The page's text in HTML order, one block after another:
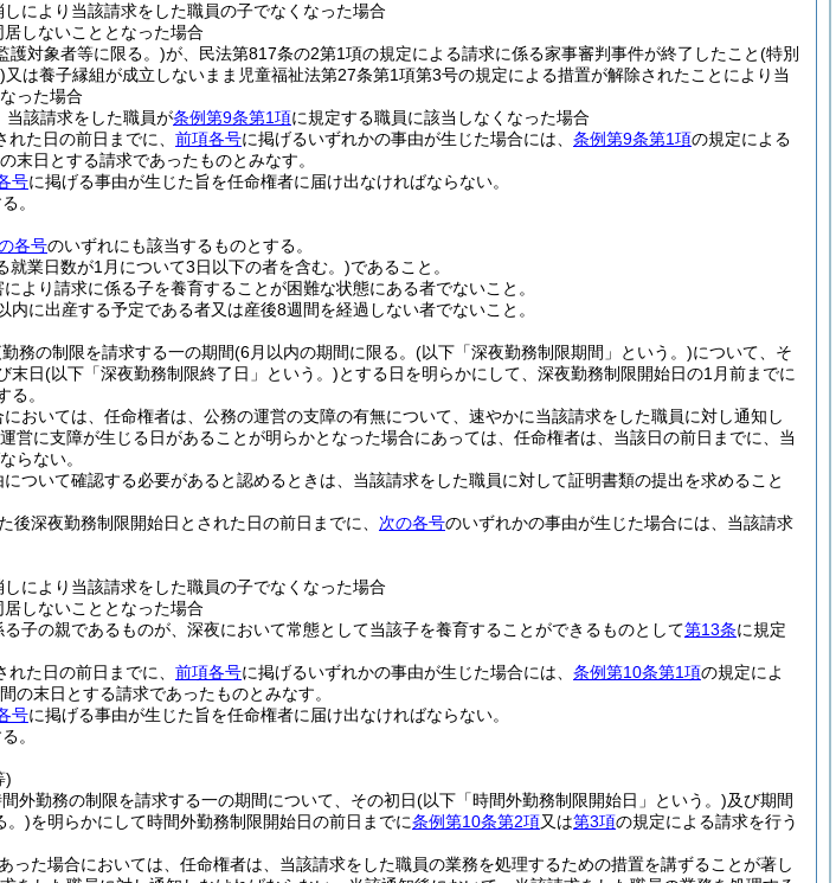
により当該請求をした職員の子でなくなった場合
しないこととなった場合
護対象者等に限る。)が、民法第817条の2第1項の規定による請求に係る家事審判事件が終了したこと(特別
又は養子縁組が成立しないまま児童福祉法第27条第1項第3号の規定による措置が解除されたことにより当
った場合
当該請求をした職員が条例第9条第1項に規定する職員に該当しなくなった場合
た日の前日までに、 前項各号に掲げるいずれかの事由が生じた場合には、 条例第9条第1項の規定による
末日とする請求であったものとみなす。
号に掲げる事由が生じた旨を任命権者に届け出なければならない。
。
各号のいずれにも該当するものとする。
就業日数が1月について3日以下の者を含む。)であること。
より請求に係る子を養育することが困難な状態にある者でないこと。
内に出産する予定である者又は産後8週間を経過しない者でないこと。
務の制限を請求する一の期間(6月以内の期間に限る。 (以下「深夜勤務制限期間」という。)について、そ
末日(以下「深夜勤務制限終了日」という。)とする日を明らかにして、深夜勤務制限開始日の1月前までに
る。
おいては、任命権者は、公務の運営の支障の有無について、速やかに当該請求をした職員に対し通知し
営に支障が生じる日があることが明らかとなった場合にあっては、任命権者は、当該日の前日までに、当
らない。
ついて確認する必要があると認めるときは、当該請求をした職員に対して証明書類の提出を求めること
後深夜勤務制限開始日とされた日の前日までに、 次の各号のいずれかの事由が生じた場合には、当該請求
により当該請求をした職員の子でなくなった場合
しないこととなった場合
子の親であるものが、深夜において常態として当該子を養育することができるものとして第13条に規定
た日の前日までに、 前項各号に掲げるいずれかの事由が生じた場合には、 条例第10条第1項の規定によ
の末日とする請求であったものとみなす。
号に掲げる事由が生じた旨を任命権者に届け出なければならない。
。
)
外勤務の制限を請求する一の期間について、その初日(以下「時間外勤務制限開始日」という。)及び期間
。)を明らかにして時間外勤務制限開始日の前日までに条例第10条第2項又は第3項の規定による請求を行う
った場合においては、任命権者は、当該請求をした職員の業務を処理するための措置を講ずることが著し